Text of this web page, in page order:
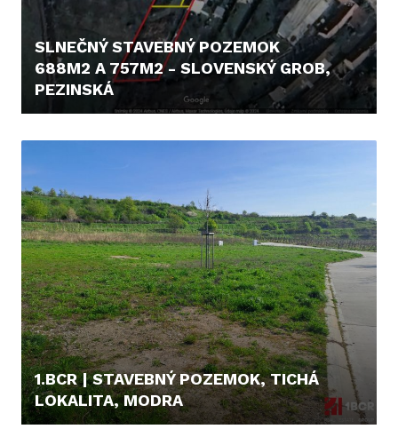
SLNEČNÝ STAVEBNÝ POZEMOK
688M2 A 757M2 - SLOVENSKÝ GROB,
PEZINSKÁ
1.BCR | STAVEBNÝ POZEMOK, TICHÁ
LOKALITA, MODRA